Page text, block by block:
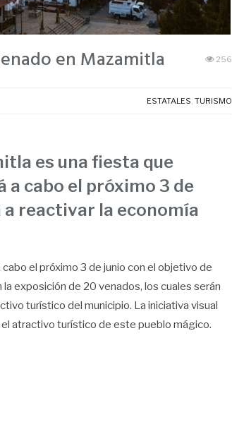
en Mazamitla 256
ESTATALES, TURISMO
es una fiesta que
a cabo el próximo 3 de
reactivar la economía
el próximo 3 de junio con el objetivo de
exposición de 20 venados, los cuales serán
turístico del municipio. La iniciativa visual
atractivo turístico de este pueblo mágico.